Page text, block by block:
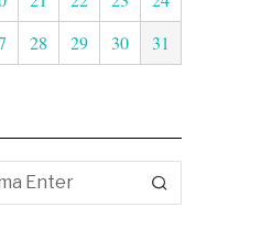
28 29 30 31